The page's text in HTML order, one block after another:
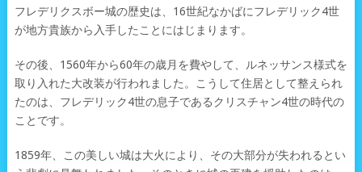
フレデリクスボー城の歴史は、16世紀なかばにフレデリック4世
が地方貴族から入手したことにはじまります。
その後、1560年から60年の歳月を費やして、ルネッサンス様式を
取り入れた大改装が行われました。こうして住居として整えられ
たのは、フレデリック4世の息子であるクリスチャン4世の時代の
ことです。
1859年、この美しい城は大火により、その大部分が失われるとい